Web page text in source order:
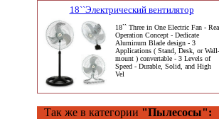
18``Электрический вентилятор
18`` Three in One Electric Fan -
Operation Concept - Dedicate
Aluminum Blade design - 3
Applications ( Stand, Desk, or Wall-
mount ) convertable - 3 Levels of
Speed - Durable, Solid, and High
Vel
Так же в категории "Пылесосы":